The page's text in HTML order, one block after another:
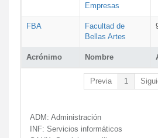
Acrónimo Nombre
Empresas
FBA
Facultad de
Bellas Artes
Previa 1
ADM: Administración
INF: Servicios informáticos